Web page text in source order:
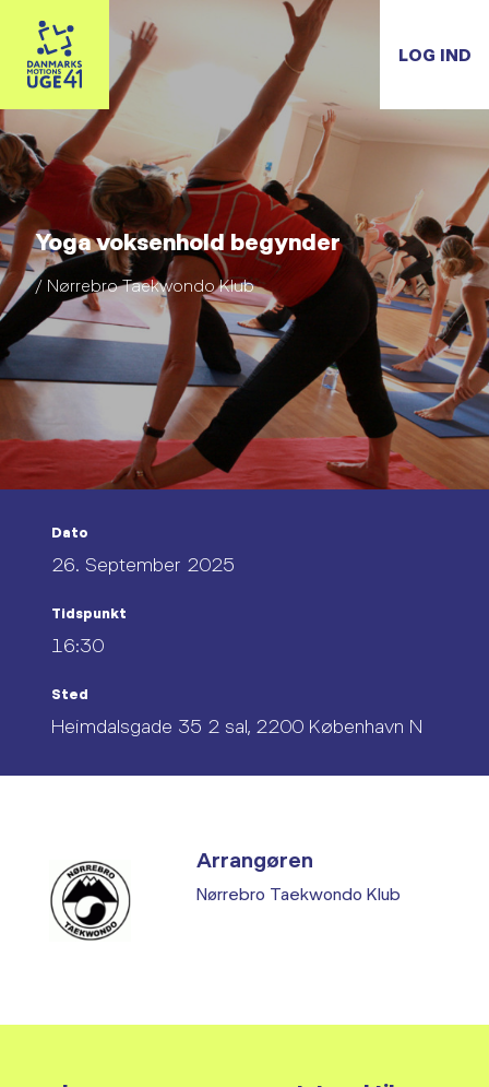
LOG IND
Yoga voksenhold begynder
/ Nørrebro Taekwondo Klub
Dato
26. September 2025
Tidspunkt
16:30
Sted
Heimdalsgade 35 2 sal, 2200 København N
Arrangøren
Nørrebro Taekwondo Klub